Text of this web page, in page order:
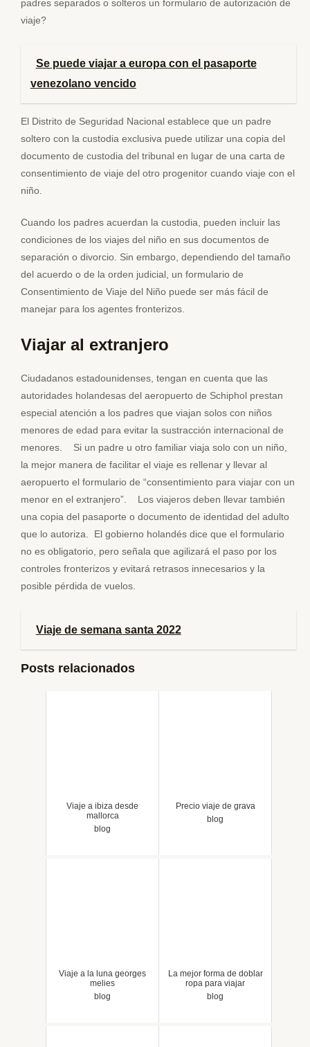
padres separados o solteros un formulario de autorización de
viaje?
Se puede viajar a europa con el pasaporte
venezolano vencido
El Distrito de Seguridad Nacional establece que un padre
soltero con la custodia exclusiva puede utilizar una copia del
documento de custodia del tribunal en lugar de una carta de
consentimiento de viaje del otro progenitor cuando viaje con el
niño.
Cuando los padres acuerdan la custodia, pueden incluir las
condiciones de los viajes del niño en sus documentos de
separación o divorcio. Sin embargo, dependiendo del tamaño
del acuerdo o de la orden judicial, un formulario de
Consentimiento de Viaje del Niño puede ser más fácil de
manejar para los agentes fronterizos.
Viajar al extranjero
Ciudadanos estadounidenses, tengan en cuenta que las
autoridades holandesas del aeropuerto de Schiphol prestan
especial atención a los padres que viajan solos con niños
menores de edad para evitar la sustracción internacional de
menores. Si un padre u otro familiar viaja solo con un niño,
la mejor manera de facilitar el viaje es rellenar y llevar al
aeropuerto el formulario de “consentimiento para viajar con un
menor en el extranjero”. Los viajeros deben llevar también
una copia del pasaporte o documento de identidad del adulto
que lo autoriza. El gobierno holandés dice que el formulario
no es obligatorio, pero señala que agilizará el paso por los
controles fronterizos y evitará retrasos innecesarios y la
posible pérdida de vuelos.
Viaje de semana santa 2022
Posts relacionados
Viaje a ibiza desde
mallorca
blog
Precio viaje de grava
blog
Viaje a la luna georges
melies
blog
La mejor forma de doblar
ropa para viajar
blog